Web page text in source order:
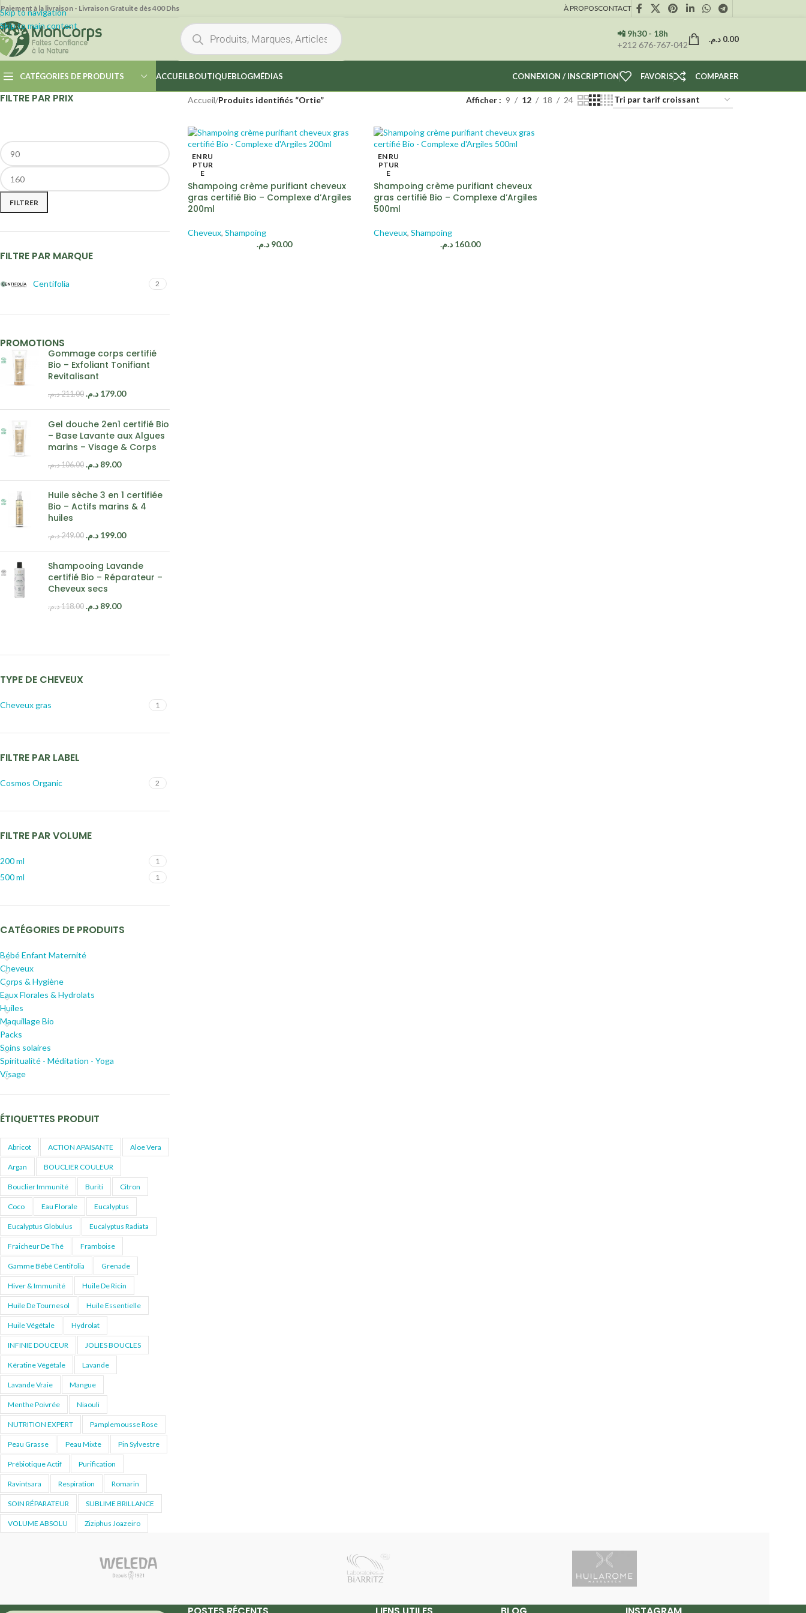
Skip to navigation
Skip to main content
Paiement à la livraison - Livraison Gratuite dès 400 Dhs À PROPOSCONTACT
📲 9h30 - 18h
+212 676-767-042
0.00 د.م.
CATÉGORIES DE PRODUITS ACCUEILBOUTIQUEBLOGMÉDIAS CONNEXION / INSCRIPTION FAVORIS COMPARER
FILTRE PAR PRIX
FILTRER
FILTRE PAR MARQUE
Centifolia 2
PROMOTIONS
Gommage corps certifié
Bio – Exfoliant Tonifiant
Revitalisant
211.00د.م. 179.00 د.م.
Gel douche 2en1 certifié Bio
– Base Lavante aux Algues
marins – Visage & Corps
106.00د.م. 89.00 د.م.
Huile sèche 3 en 1 certifiée
Bio – Actifs marins & 4
huiles
249.00د.م. 199.00 د.م.
Shampooing Lavande
certifié Bio – Réparateur –
Cheveux secs
118.00د.م. 89.00 د.م.
TYPE DE CHEVEUX
Cheveux gras 1
FILTRE PAR LABEL
Cosmos Organic 2
FILTRE PAR VOLUME
200 ml 1
500 ml 1
CATÉGORIES DE PRODUITS
Bébé Enfant Maternité
Cheveux
Corps & Hygiène
Eaux Florales & Hydrolats
Huiles
Maquillage Bio
Packs
Soins solaires
Spiritualité - Méditation - Yoga
Visage
ÉTIQUETTES PRODUIT
Abricot ACTION APAISANTE Aloe Vera
Argan BOUCLIER COULEUR
Bouclier Immunité Buriti Citron
Coco Eau Florale Eucalyptus
Eucalyptus Globulus Eucalyptus Radiata
Fraicheur De Thé Framboise
Gamme Bébé Centifolia Grenade
Hiver & Immunité Huile De Ricin
Huile De Tournesol Huile Essentielle
Huile Végétale Hydrolat
INFINIE DOUCEUR JOLIES BOUCLES
Kératine Végétale Lavande
Lavande Vraie Mangue
Menthe Poivrée Niaouli
NUTRITION EXPERT Pamplemousse Rose
Peau Grasse Peau Mixte Pin Sylvestre
Prébiotique Actif Purification
Ravintsara Respiration Romarin
SOIN RÉPARATEUR SUBLIME BRILLANCE
VOLUME ABSOLU Ziziphus Joazeiro
Accueil/Produits identifiés “Ortie” Afficher 9 12 18 24
EN RU
PTUR
E
Shampoing crème purifiant cheveux
gras certifié Bio – Complexe d’Argiles
200ml
Cheveux, Shampoing
90.00 د.م.
EN RU
PTUR
E
Shampoing crème purifiant cheveux
gras certifié Bio – Complexe d’Argiles
500ml
Cheveux, Shampoing
160.00 د.م.